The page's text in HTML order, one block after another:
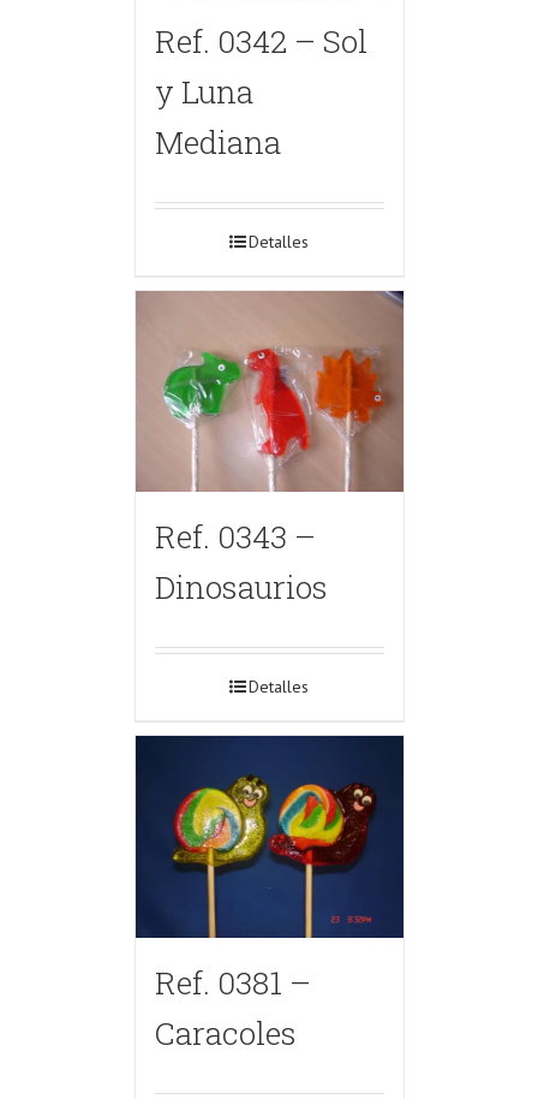
Ref. 0342 – Sol
y Luna
Mediana
Detalles
Ref. 0343 –
Dinosaurios
Detalles
Ref. 0381 –
Caracoles